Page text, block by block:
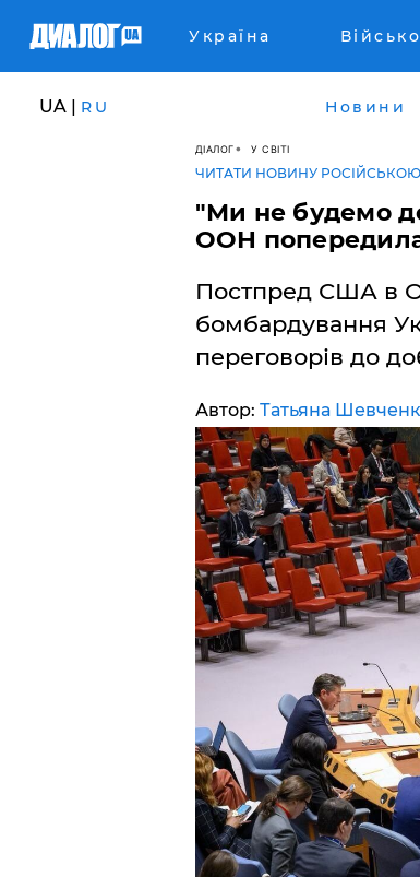
Україна
UA | RU Новини
ДІАЛОГ У СВІТІ
ЧИТАТИ НОВИНУ РОСІЙСЬКОЮ
"Ми не будемо
ООН
Постпред США в
бомбардування
переговорів до
Автор: Татьяна